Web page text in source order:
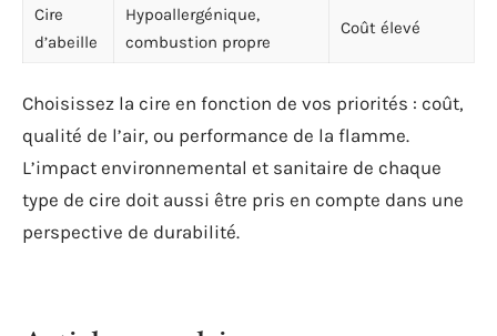
Cire
d’abeille
Hypoallergénique,
combustion propre
Coût élevé
Choisissez la cire en fonction de vos priorités : coût,
qualité de l’air, ou performance de la flamme.
L’impact environnemental et sanitaire de chaque
type de cire doit aussi être pris en compte dans une
perspective de durabilité.